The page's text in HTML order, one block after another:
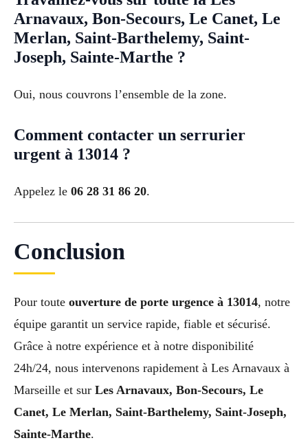
Arnavaux, Bon-Secours, Le Canet, Le
Merlan, Saint-Barthelemy, Saint-
Joseph, Sainte-Marthe ?
Oui, nous couvrons l’ensemble de la zone.
Comment contacter un serrurier
urgent à 13014 ?
Appelez le 06 28 31 86 20.
Conclusion
Pour toute ouverture de porte urgence à 13014, notre
équipe garantit un service rapide, fiable et sécurisé.
Grâce à notre expérience et à notre disponibilité
24h/24, nous intervenons rapidement à Les Arnavaux à
Marseille et sur Les Arnavaux, Bon-Secours, Le
Canet, Le Merlan, Saint-Barthelemy, Saint-Joseph,
Sainte-Marthe.